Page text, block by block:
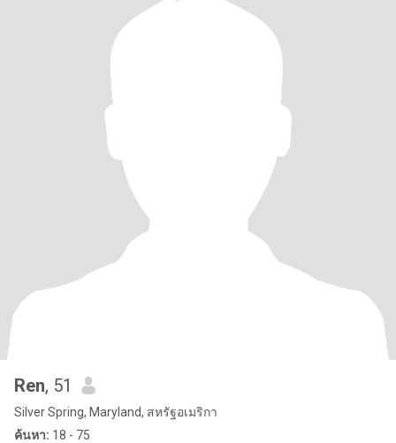
Ren, 51
Silver Spring, Maryland, สหรัฐอเมริกา
ค้นหา: 18 - 75